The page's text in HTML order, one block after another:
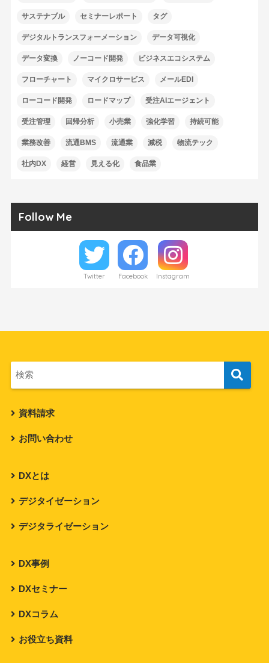
サステナブル セミナーレポート タグ
デジタルトランスフォーメーション データ可視化
データ変換 ノーコード開発 ビジネスエコシステム
フローチャート マイクロサービス メールEDI
ローコード開発 ロードマップ 受注AIエージェント
受注管理 回帰分析 小売業 強化学習 持続可能
業務改善 流通BMS 流通業 減税 物流テック
社内DX 経営 見える化 食品業
Follow Me
Twitter Facebook Instagram
資料請求
お問い合わせ
DXとは
デジタイゼーション
デジタライゼーション
DX事例
DXセミナー
DXコラム
お役立ち資料